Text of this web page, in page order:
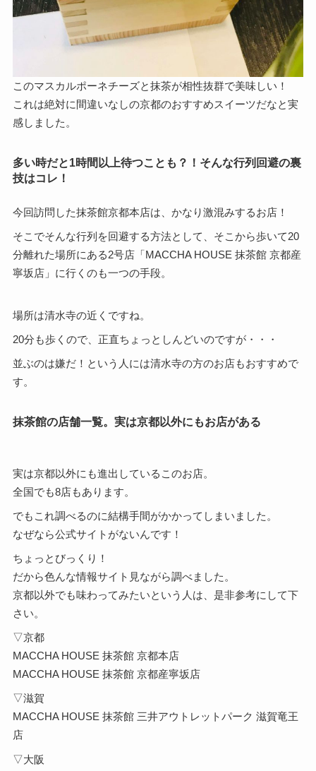
このマスカルポーネチーズと抹茶が相性抜群で美味しい！
これは絶対に間違いなしの京都のおすすめスイーツだなと実
感しました。
多い時だと1時間以上待つことも？！そんな行列回避の裏
技はコレ！
今回訪問した抹茶館京都本店は、かなり激混みするお店！
そこでそんな行列を回避する方法として、そこから歩いて20
分離れた場所にある2号店「MACCHA HOUSE 抹茶館 京都産
寧坂店」に行くのも一つの手段。
場所は清水寺の近くですね。
20分も歩くので、正直ちょっとしんどいのですが・・・
並ぶのは嫌だ！という人には清水寺の方のお店もおすすめで
す。
抹茶館の店舗一覧。実は京都以外にもお店がある
実は京都以外にも進出しているこのお店。
全国でも8店もあります。
でもこれ調べるのに結構手間がかかってしまいました。
なぜなら公式サイトがないんです！
ちょっとびっくり！
だから色んな情報サイト見ながら調べました。
京都以外でも味わってみたいという人は、是非参考にして下
さい。
▽京都
MACCHA HOUSE 抹茶館 京都本店
MACCHA HOUSE 抹茶館 京都産寧坂店
▽滋賀
MACCHA HOUSE 抹茶館 三井アウトレットパーク 滋賀竜王
店
▽大阪